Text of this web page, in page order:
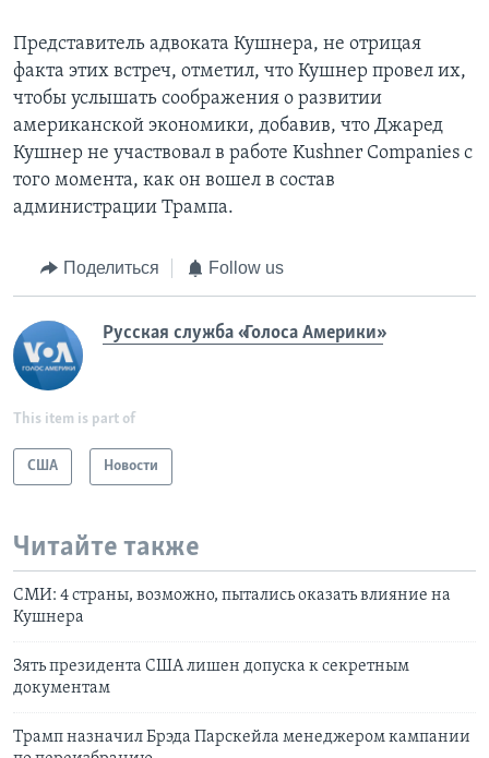
Представитель адвоката Кушнера, не отрицая
факта этих встреч, отметил, что Кушнер провел их,
чтобы услышать соображения о развитии
американской экономики, добавив, что Джаред
Кушнер не участвовал в работе Kushner Companies с
того момента, как он вошел в состав
администрации Трампа.
Поделиться Follow us
Русская служба «Голоса Америки»
This item is part of
США Новости
Читайте также
СМИ: 4 страны, возможно, пытались оказать влияние на
Кушнера
Зять президента США лишен допуска к секретным
документам
Трамп назначил Брэда Парскейла менеджером кампании